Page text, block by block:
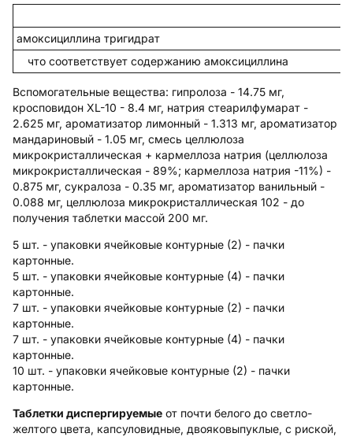
амоксициллина тригидрат
что соответствует содержанию амоксициллина
Вспомогательные вещества: гипролоза - 14.75 мг,
кросповидон XL-10 - 8.4 мг, натрия стеарилфумарат -
2.625 мг, ароматизатор лимонный - 1.313 мг, ароматизатор
мандариновый - 1.05 мг, смесь целлюлоза
микрокристаллическая + кармеллоза натрия (целлюлоза
микрокристаллическая - 89%; кармеллоза натрия -11%) -
0.875 мг, сукралоза - 0.35 мг, ароматизатор ванильный -
0.088 мг, целлюлоза микрокристаллическая 102 - до
получения таблетки массой 200 мг.
5 шт. - упаковки ячейковые контурные (2) - пачки
картонные.
5 шт. - упаковки ячейковые контурные (4) - пачки
картонные.
7 шт. - упаковки ячейковые контурные (2) - пачки
картонные.
7 шт. - упаковки ячейковые контурные (4) - пачки
картонные.
10 шт. - упаковки ячейковые контурные (2) - пачки
картонные.
Таблетки диспергируемые от почти белого до светло-
желтого цвета, капсуловидные, двояковыпуклые, с риской,